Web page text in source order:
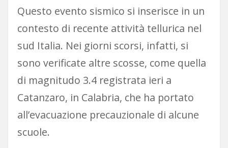
Questo evento sismico si inserisce in un
contesto di recente attività tellurica nel
sud Italia. Nei giorni scorsi, infatti, si
sono verificate altre scosse, come quella
di magnitudo 3.4 registrata ieri a
Catanzaro, in Calabria, che ha portato
all’evacuazione precauzionale di alcune
scuole.